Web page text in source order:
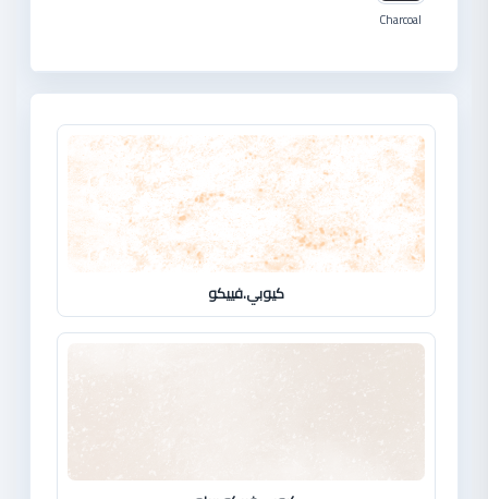
Charcoal
كيوبي.فييكو